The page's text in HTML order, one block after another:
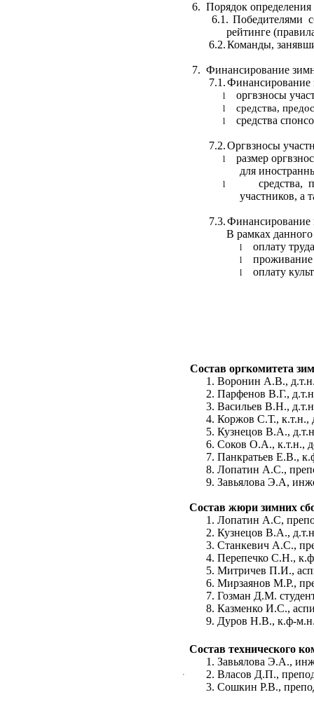
6. Порядок
6.1. Победителями
рейтинге
6.2.Команды,
7. Финансирование
7.1.Финансирование
l оргвзносы
l средства,
l средства
7.2.Оргвзносы
l
размер
для
l
средства,
участников, а
7.3.Финансирование
В рамках данного
l оплату
l
l оплату
Состав оргкомитета
Воронин А.В.,
Парфенов В.Г.,
Васильев В.Н.,
Коржов С.Т., к.т.н.,
Кузнецов В.А.,
Соков О.А., к.т.н.,
Панкратьев Е.В.,
Лопатин А.С.,
Завьялова Э.А,
Состав жюри зимних
Лопатин А.С,
Кузнецов В.А.,
Станкевич А.С.,
Перепечко С.Н.,
Митричев П.И.,
Мирзаянов М.Р.,
Гозман Д.М.
Казменко И.С.,
Дуров Н.В., к.ф-
Состав технического
Завьялова Э.А.,
Власов Д.П.,
Сошкин Р.В.,